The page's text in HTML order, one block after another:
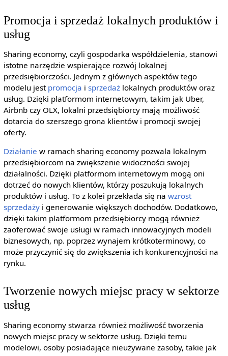
Promocja i sprzedaż lokalnych produktów i
usług
Sharing economy, czyli gospodarka współdzielenia, stanowi
istotne narzędzie wspierające rozwój lokalnej
przedsiębiorczości. Jednym z głównych aspektów tego
modelu jest promocja i sprzedażlokalnych produktów oraz
usług. Dzięki platformom internetowym, takim jak Uber,
Airbnb czy OLX, lokalni przedsiębiorcy mają możliwość
dotarcia do szerszego grona klientów i promocji swojej
oferty.
Działanie w ramach sharing economy pozwala lokalnym
przedsiębiorcom na zwiększenie widoczności swojej
działalności. Dzięki platformom internetowym mogą oni
dotrzeć do nowych klientów, którzy poszukują lokalnych
produktów i usług. To z kolei przekłada się na wzrost
sprzedażyi generowanie większych dochodów. Dodatkowo,
dzięki takim platformom przedsiębiorcy mogą również
zaoferować swoje usługi w ramach innowacyjnych modeli
biznesowych, np. poprzez wynajem krótkoterminowy, co
może przyczynić się do zwiększenia ich konkurencyjności na
rynku.
Tworzenie nowych miejsc pracy w sektorze
usług
Sharing economy stwarza również możliwość tworzenia
nowych miejsc pracy w sektorze usług. Dzięki temu
modelowi, osoby posiadające nieużywane zasoby, takie jak